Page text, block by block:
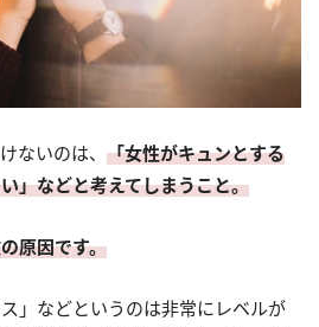
ないのは、 「女性がキュンとする
」などと考えてしまうこと。
原因です。
」などというのは非常にレベルが